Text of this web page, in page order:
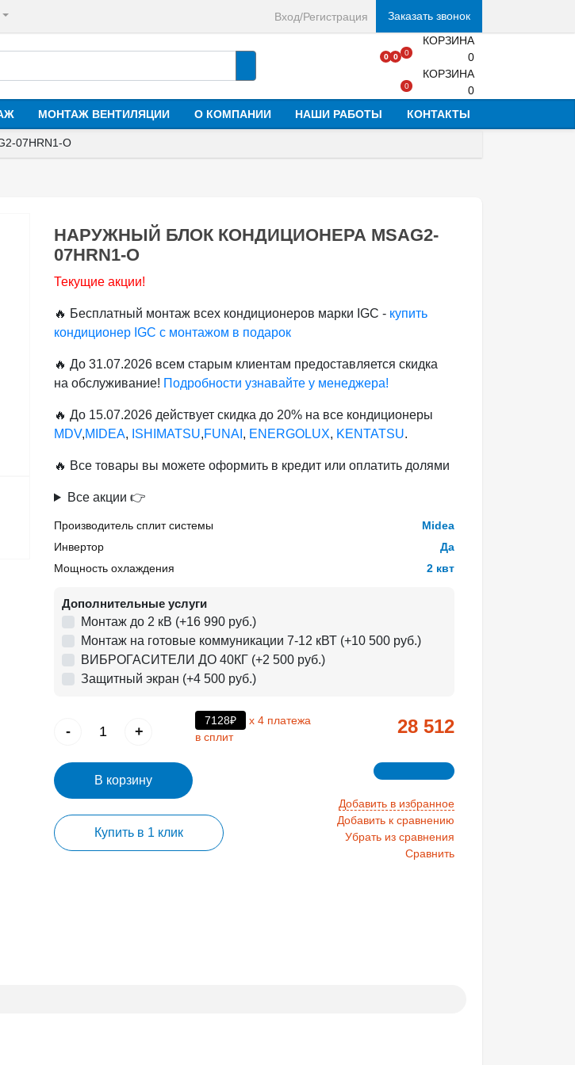
Вход/Регистрация Заказать звонок
0 0 0
КОРЗИНА
0
0
КОРЗИНА
0
МОНТАЖ ВЕНТИЛЯЦИИ О КОМПАНИИ НАШИ РАБОТЫ КОНТАКТЫ
07HRN1-O
НАРУЖНЫЙ БЛОК КОНДИЦИОНЕРА MSAG2-
07HRN1-O
Текущие акции!
🔥 Бесплатный монтаж всех кондиционеров марки IGC - купить
кондиционер IGC с монтажом в подарок
🔥 До 31.07.2026 всем старым клиентам предоставляется скидка
на обслуживание! Подробности узнавайте у менеджера!
🔥 До 15.07.2026 действует скидка до 20% на все кондиционеры
MDV,MIDEA, ISHIMATSU,FUNAI , ENERGOLUX, KENTATSU.
🔥 Все товары вы можете оформить в кредит или оплатить долями
Все акции 👉
Производитель сплит системы
Midea
Инвертор
Да
Мощность охлаждения
2 квт
Дополнительные услуги
Монтаж до 2 кВ (+16 990 руб.)
Монтаж на готовые коммуникации 7-12 кВТ (+10 500 руб.)
ВИБРОГАСИТЕЛИ ДО 40КГ (+2 500 руб.)
Защитный экран (+4 500 руб.)
- +
7128₽
х 4 платежа
в сплит
28 512
В корзину
Купить в 1 клик
Добавить в избранное
Добавить к сравнению
Убрать из сравнения
Сравнить